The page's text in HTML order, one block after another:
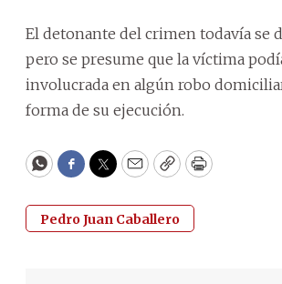
El detonante del crimen todavía se
pero se presume que la víctima
involucrada en algún robo
forma de su ejecución.
WhatsApp
Facebook
Twitter
EmailCopyPrint
Pedro Juan Caballero